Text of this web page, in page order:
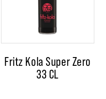
Fritz Kola Super Zero
33 CL